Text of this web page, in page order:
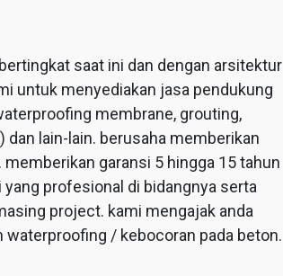
saat ini dan dengan arsitektur
untuk menyediakan jasa pendukung
membrane, grouting,
lain-lain. berusaha memberikan
garansi 5 hingga 15 tahun
profesional di bidangnya serta
project. kami mengajak anda
/ kebocoran pada beton.